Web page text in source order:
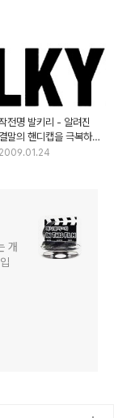
전명 발키리 - 알려진
말의 핸디캡을 극복하는
서스펜스의 힘
2009.01.24
개